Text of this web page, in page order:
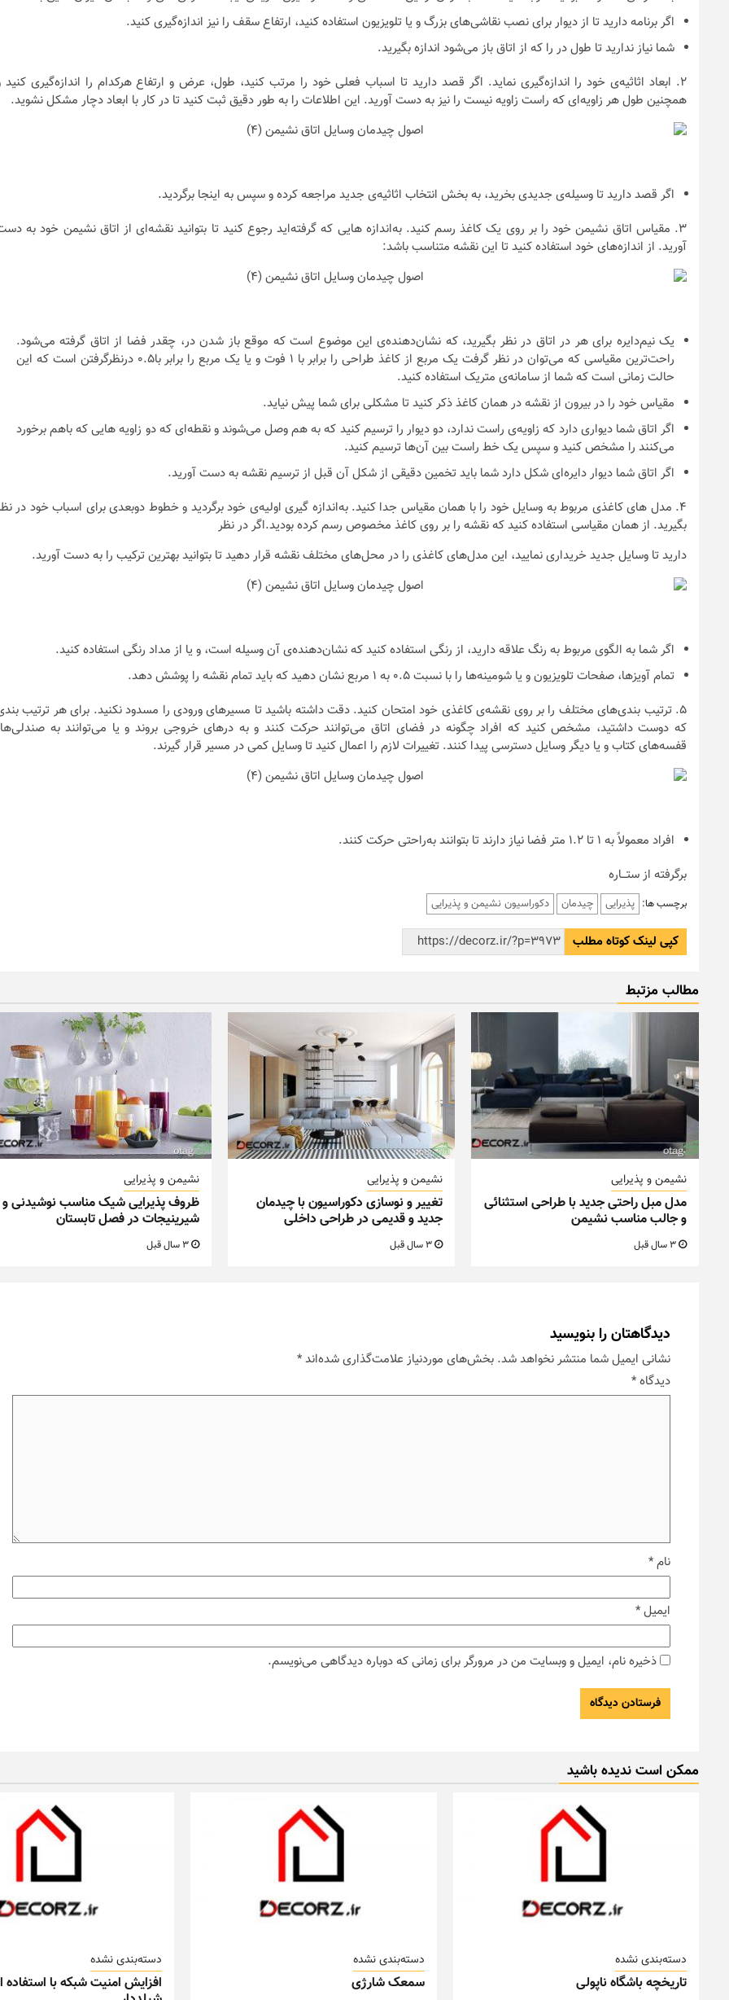
اگر برنامه دارید تا از دیوار برای نصب نقاشی‌های بزرگ و یا تلویزیون استفاده کنید، ارتفاع سقف را نیز اندازه‌گیری کنید.
شما نیاز ندارید تا طول در را که از اتاق باز می‌شود اندازه بگیرید.
۲. ابعاد اثاثیه‌ی خود را اندازه‌گیری نماید. اگر قصد دارید تا اسباب فعلی خود را مرتب کنید، طول، عرض و ارتفاع هرکدام را اندازه‌گیری کنید
همچنین طول هر زاویه‌ای که راست زاویه نیست را نیز به دست آورید. این اطلاعات را به‌ طور دقیق ثبت کنید تا در کار با ابعاد دچار مشکل نشوید.
اگر قصد دارید تا وسیله‌ی جدیدی بخرید، به بخش انتخاب اثاثیه‌ی جدید مراجعه کرده و سپس به اینجا برگردید.
۳. مقیاس اتاق نشیمن خود را بر روی یک کاغذ رسم کنید. به‌اندازه هایی که گرفته‌اید رجوع کنید تا بتوانید نقشه‌ای از اتاق نشیمن خود به
آورید. از اندازه‌های خود استفاده کنید تا این نقشه متناسب باشد:
یک نیم‌دایره برای هر در اتاق در نظر بگیرید، که نشان‌دهنده‌ی این موضوع است که موقع باز شدن در، چقدر فضا از اتاق گرفته می‌شود.
راحت‌ترین مقیاسی که می‌توان در نظر گرفت یک مربع از کاغذ طراحی را برابر با ۱ فوت و یا یک مربع را برابر با۰.۵ درنظرگرفتن است که این
حالت زمانی است که شما از سامانه‌ی متریک استفاده کنید.
مقیاس خود را در بیرون از نقشه در همان کاغذ ذکر کنید تا مشکلی برای شما پیش نیاید.
اگر اتاق شما دیواری دارد که زاویه‌ی راست ندارد، دو دیوار را ترسیم کنید که به هم وصل می‌شوند و نقطه‌ای که دو زاویه هایی که باهم برخورد
می‌کنند را مشخص کنید و سپس یک خط راست بین آن‌ها ترسیم کنید.
اگر اتاق شما دیوار دایره‌ای شکل دارد شما باید تخمین دقیقی از شکل آن قبل از ترسیم نقشه به دست آورید.
۴. مدل‌ های کاغذی مربوط به وسایل خود را با همان مقیاس جدا کنید. به‌اندازه گیری اولیه‌ی خود برگردید و خطوط دوبعدی برای اسباب خود در
بگیرید. از همان مقیاسی استفاده کنید که نقشه را بر روی کاغذ مخصوص رسم کرده بودید.اگر در نظر
دارید تا وسایل جدید خریداری نمایید، این مدل‌های کاغذی را در محل‌های مختلف نقشه قرار دهید تا بتوانید بهترین ترکیب را به دست آورید.
اگر شما به الگوی مربوط به رنگ علاقه دارید، از رنگی استفاده کنید که نشان‌دهنده‌ی آن وسیله است، و یا از مداد رنگی استفاده کنید.
تمام آویزها، صفحات تلویزیون و یا شومینه‌ها را با نسبت ۰.۵ به ۱ مربع نشان دهید که باید تمام نقشه را پوشش دهد.
۵. ترتیب بندی‌های مختلف را بر روی نقشه‌ی کاغذی خود امتحان کنید. دقت داشته باشید تا مسیرهای ورودی را مسدود نکنید. برای هر ترتیب
که دوست داشتید، مشخص کنید که افراد چگونه در فضای اتاق می‌توانند حرکت کنند و به درهای خروجی بروند و یا می‌توانند به
قفسه‌های کتاب و یا دیگر وسایل دسترسی پیدا کنند. تغییرات لازم را اعمال کنید تا وسایل کمی در مسیر قرار گیرند.
افراد معمولاً به ۱ تا ۱.۲ متر فضا نیاز دارند تا بتوانند به‌راحتی حرکت کنند.
برگرفته از ستـــاره
برچسب ها: پذیرایی چیدمان دکوراسیون نشیمن و پذیرایی
کپی لینک کوتاه مطلب
مطالب مزتبط
نشیمن و پذیرایی
مدل مبل راحتی جدید با طراحی استثنائی
و جالب مناسب نشیمن
نشیمن و پذیرایی
تغییر و نوسازی دکوراسیون با چیدمان
جدید و قدیمی در طراحی داخلی
3 سال قبل
نشیمن و پذیرایی
ظروف پذیرایی شیک مناسب نوشیدنی و
شیرینیجات در فصل تابستان
3 سال قبل
دیدگاهتان را بنویسید
نشانی ایمیل شما منتشر نخواهد شد. بخش‌های موردنیاز علامت‌گذاری شده‌اند*
دیدگاه*
نام*
ایمیل*
ذخیره نام، ایمیل و وبسایت من در مرورگر برای زمانی که دوباره دیدگاهی می‌نویسم.
ممکن است ندیده باشید
دسته‌بندی نشده
تاریخچه باشگاه ناپولی
دسته‌بندی نشده
سمعک شارژی
دسته‌بندی نشده
افزایش امنیت شبکه با استفاده